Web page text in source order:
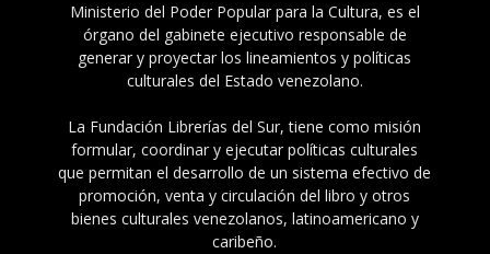
Ministerio del Poder Popular para la Cultura, es el
órgano del gabinete ejecutivo responsable de
generar y proyectar los lineamientos y políticas
culturales del Estado venezolano.
La Fundación Librerías del Sur, tiene como misión
formular, coordinar y ejecutar políticas culturales
que permitan el desarrollo de un sistema efectivo de
promoción, venta y circulación del libro y otros
bienes culturales venezolanos, latinoamericano y
caribeño.